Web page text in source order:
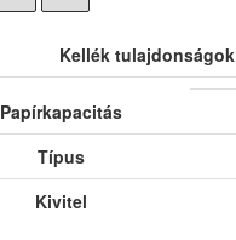
Kellék tulajdonságok
Papírkapacitás
Típus
Kivitel